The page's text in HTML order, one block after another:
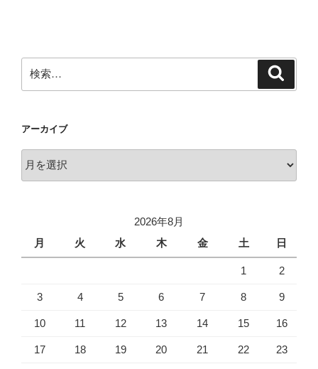
索:
アーカイブ
ー
2026年8月
月
火 水 木 金 土 日
1 2
3 4 5 6 7 8 9
10 11 12 13 14 15 16
17 18 19 20 21 22 23